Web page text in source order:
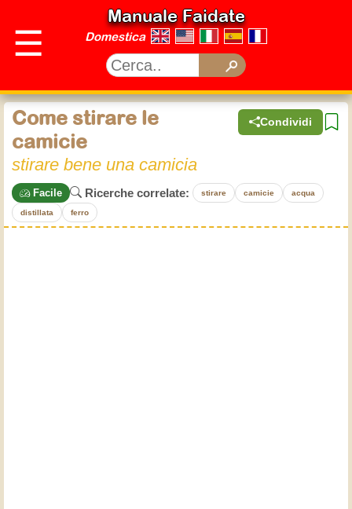
☰
Manuale Faidate
Domestica
Condividi
Come stirare le
camicie
stirare bene una camicia
Facile Ricerche correlate: stirare camicie acqua
distillata ferro